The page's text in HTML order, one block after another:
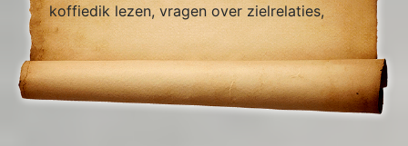
koffiedik lezen, vragen over zielrelaties,
werk, financiën wegnemen van blokkades,
relatie herstel